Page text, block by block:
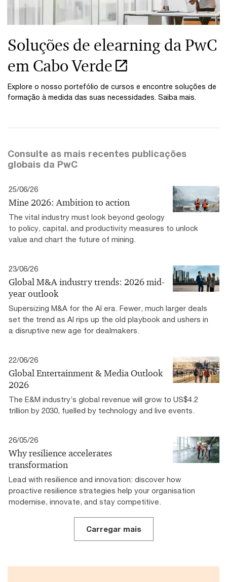
Soluções de elearning da PwC
em Cabo Verde
Explore o nosso portefólio de cursos e encontre soluções de
formação à medida das suas necessidades. Saiba mais.
Consulte as mais recentes publicações
globais da PwC
25/06/26
Mine 2026: Ambition to action
The vital industry must look beyond geology
to policy, capital, and productivity measures to unlock
value and chart the future of mining.
23/06/26
Global M&A industry trends: 2026 mid-
year outlook
Supersizing M&A for the AI era​. Fewer, much larger deals
set the trend as AI rips up the old playbook and ushers in
a disruptive new age for dealmakers.
22/06/26
Global Entertainment & Media Outlook
2026
The E&M industry’s global revenue will grow to US$4.2
trillion by 2030, fuelled by technology and live events.
26/05/26
Why resilience accelerates
transformation
Lead with resilience and innovation: discover how
proactive resilience strategies help your organisation
modernise, innovate, and stay competitive.
Carregar mais